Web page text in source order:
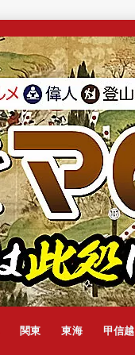
関東 東海 甲信越